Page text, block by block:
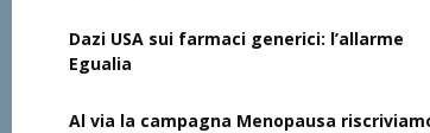
Dazi USA sui farmaci generici: l’allarme
Egualia
Al via la campagna Menopausa